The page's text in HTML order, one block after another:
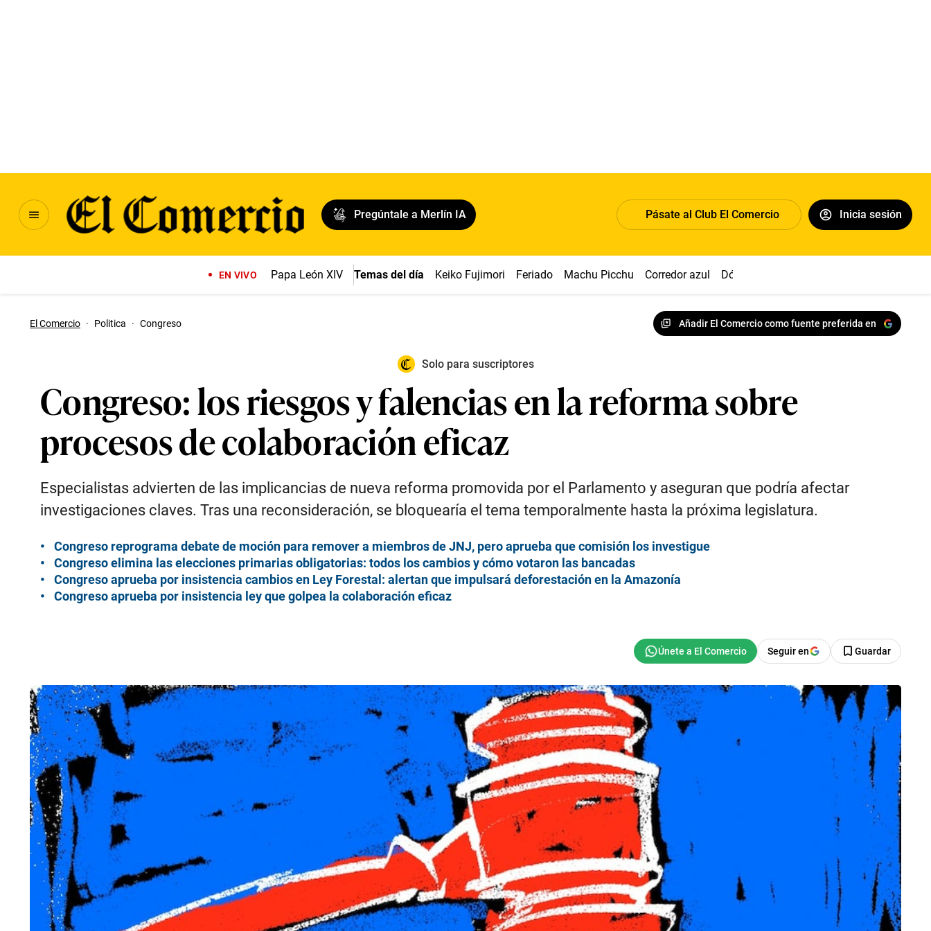
Pregúntale a Merlín IA Pásate al Club El Comercio Inicia sesión
EN VIVO Papa León XIV Temas del día Keiko Fujimori Feriado Machu Picchu Corredor azul Dólar
El Comercio · Politica · Congreso Añadir El Comercio como fuente preferida en
Solo para suscriptores
Congreso: los riesgos y falencias en la reforma sobre
procesos de colaboración eficaz
Especialistas advierten de las implicancias de nueva reforma promovida por el Parlamento y aseguran que podría afectar
investigaciones claves. Tras una reconsideración, se bloquearía el tema temporalmente hasta la próxima legislatura.
Congreso reprograma debate de moción para remover a miembros de JNJ, pero aprueba que comisión los investigue
Congreso elimina las elecciones primarias obligatorias: todos los cambios y cómo votaron las bancadas
Congreso aprueba por insistencia cambios en Ley Forestal: alertan que impulsará deforestación en la Amazonía
Congreso aprueba por insistencia ley que golpea la colaboración eficaz
Seguir en Guardar